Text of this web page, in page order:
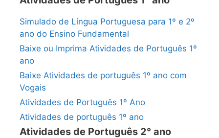
Simulado de Língua Portuguesa para 1º e 2º
ano do Ensino Fundamental
Baixe ou Imprima Atividades de Português 1º
ano
Baixe Atividades de português 1º ano com
Vogais
Atividades de Português 1º Ano
Atividades de português 1º ano
Atividades de Português 2° ano